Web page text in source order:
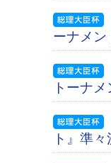
ーナメン
トーナ
ト』準